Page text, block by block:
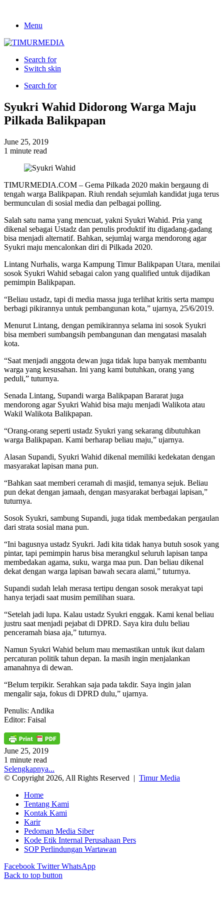
Menu
Search for
Switch skin
Search for
Syukri Wahid Didorong Warga Maju
Pilkada Balikpapan
June 25, 2019
1 minute read
TIMURMEDIA.COM – Gema Pilkada 2020 makin bergaung di
tengah warga Balikpapan. Riuh rendah sejumlah kandidat juga terus
bermunculan di sosial media dan pelbagai polling.
Salah satu nama yang mencuat, yakni Syukri Wahid. Pria yang
dikenal sebagai Ustadz dan penulis produktif itu digadang-gadang
bisa menjadi alternatif. Bahkan, sejumlaj warga mendorong agar
Syukri maju mencalonkan diri di Pilkada 2020.
Lintang Nurhalis, warga Kampung Timur Balikpapan Utara, menilai
sosok Syukri Wahid sebagai calon yang qualified untuk dijadikan
pemimpin Balikpapan.
“Beliau ustadz, tapi di media massa juga terlihat kritis serta mampu
berbagi pikirannya untuk pembangunan kota,” ujarnya, 25/6/2019.
Menurut Lintang, dengan pemikirannya selama ini sosok Syukri
bisa memberi sumbangsih pembangunan dan mengatasi masalah
kota.
“Saat menjadi anggota dewan juga tidak lupa banyak membantu
warga yang kesusahan. Ini yang kami butuhkan, orang yang
peduli,” tuturnya.
Senada Lintang, Supandi warga Balikpapan Bararat juga
mendorong agar Syukri Wahid bisa maju menjadi Walikota atau
Wakil Walikota Balikpapan.
“Orang-orang seperti ustadz Syukri yang sekarang dibutuhkan
warga Balikpapan. Kami berharap beliau maju,” ujarnya.
Alasan Supandi, Syukri Wahid dikenal memiliki kedekatan dengan
masyarakat lapisan mana pun.
“Bahkan saat memberi ceramah di masjid, temanya sejuk. Beliau
pun dekat dengan jamaah, dengan masyarakat berbagai lapisan,”
tuturnya.
Sosok Syukri, sambung Supandi, juga tidak membedakan pergaulan
dari strata sosial mana pun.
“Ini bagusnya ustadz Syukri. Jadi kita tidak hanya butuh sosok yang
pintar, tapi pemimpin harus bisa merangkul seluruh lapisan tanpa
membedakan agama, suku, warga maa pun. Dan beliau dikenal
dekat dengan warga lapisan bawah secara alami,” tuturnya.
Supandi sudah lelah merasa tertipu dengan sosok merakyat tapi
hanya terjadi saat musim pemilihan suara.
“Setelah jadi lupa. Kalau ustadz Syukri enggak. Kami kenal beliau
justru saat menjadi pejabat di DPRD. Saya kira dulu beliau
penceramah biasa aja,” tuturnya.
Namun Syukri Wahid belum mau memastikan untuk ikut dalam
percaturan politik tahun depan. Ia masih ingin menjalankan
amanahnya di dewan.
“Belum terpikir. Serahkan saja pada takdir. Saya ingin jalan
mengalir saja, fokus di DPRD dulu,” ujarnya.
Penulis: Andika
Editor: Faisal
June 25, 2019
1 minute read
Selengkapnya...
© Copyright 2026, All Rights Reserved | Timur Media
Home
Tentang Kami
Kontak Kami
Karir
Pedoman Media Siber
Kode Etik Internal Perusahaan Pers
SOP Perlindungan Wartawan
Facebook Twitter WhatsApp
Back to top button